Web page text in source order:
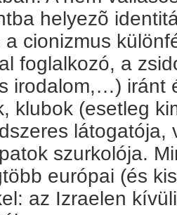
helyezõ
cionizmus
foglalkozó, a
irodalom,…) iránt
klubok (esetleg
látogatója,
szurkolója.
európai (és
az Izraelen